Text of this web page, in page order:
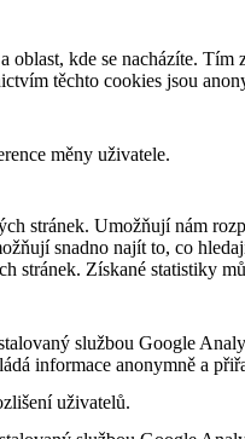
oblast, kde se nacházíte.
těchto cookies jsou
měny uživatele.
stránek. Umožňují nám
snadno najít to, co
stránek. Získané statistiky
službou Google
informace anonymně a
uživatelů.